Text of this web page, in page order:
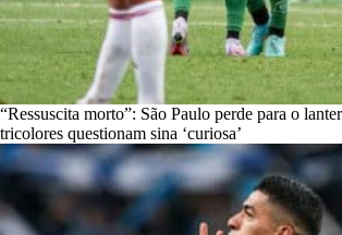
“Ressuscita morto”: São Paulo perde para o
tricolores questionam sina ‘curiosa’